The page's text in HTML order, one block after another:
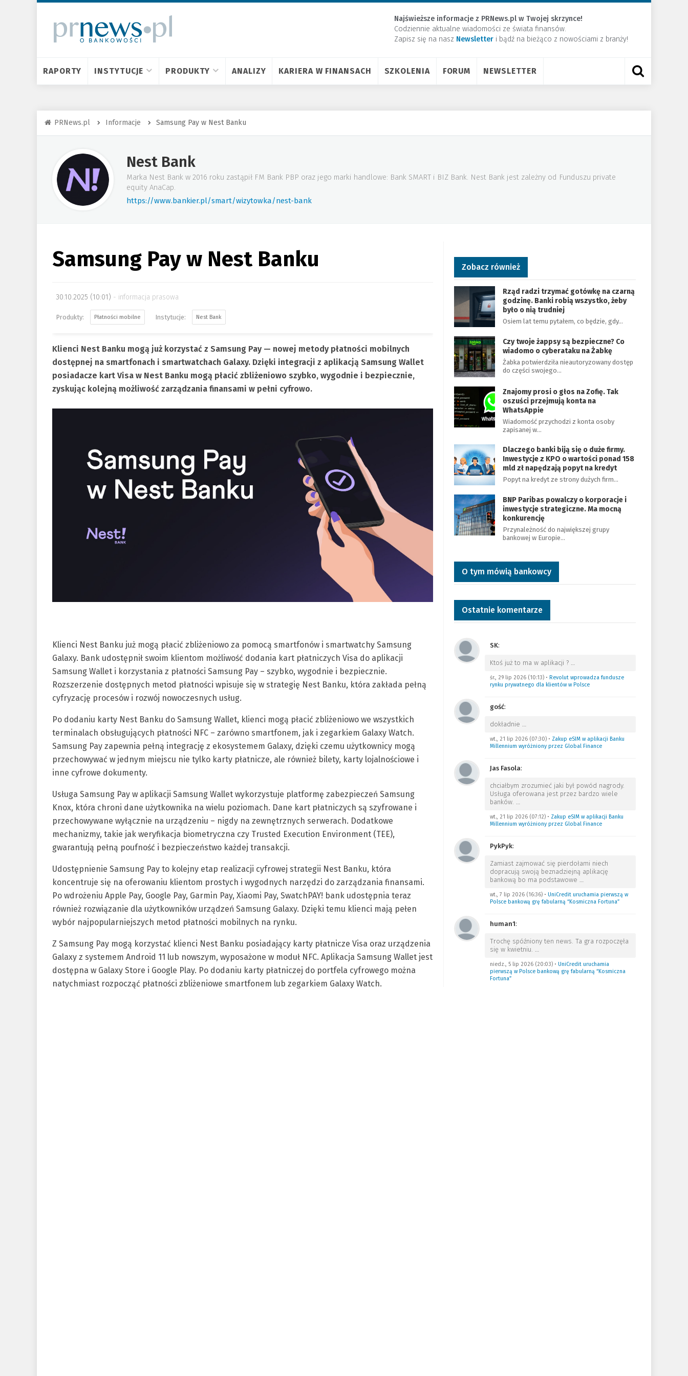
Najświeższe informacje z PRNews.pl w Twojej skrzynce!
Codziennie aktualne wiadomości ze świata finansów.
Zapisz się na nasz Newsletter ​i bądź na bieżąco z nowościami z branży!
RAPORTY INSTYTUCJE PRODUKTY ANALIZY KARIERA W FINANSACH SZKOLENIA FORUM NEWSLETTER
PRNews.pl Informacje Samsung Pay w Nest Banku
Nest Bank
Marka Nest Bank w 2016 roku zastąpił FM Bank PBP oraz jego marki handlowe: Bank SMART i BIZ Bank. Nest Bank jest zależny od Funduszu private
equity AnaCap.
https://www.bankier.pl/smart/wizytowka/nest-bank
Samsung Pay w Nest Banku
30.10.2025 (10:01) informacja prasowa
Płatności mobilne Nest Bank
Klienci Nest Banku mogą już korzystać z Samsung Pay — nowej metody płatności mobilnych
dostępnej na smartfonach i smartwatchach Galaxy. Dzięki integracji z aplikacją Samsung Wallet
posiadacze kart Visa w Nest Banku mogą płacić zbliżeniowo szybko, wygodnie i bezpiecznie,
zyskując kolejną możliwość zarządzania finansami w pełni cyfrowo.
Klienci Nest Banku już mogą płacić zbliżeniowo za pomocą smartfonów i smartwatchy Samsung
Galaxy. Bank udostępnił swoim klientom możliwość dodania kart płatniczych Visa do aplikacji
Samsung Wallet i korzystania z płatności Samsung Pay – szybko, wygodnie i bezpiecznie.
Rozszerzenie dostępnych metod płatności wpisuje się w strategię Nest Banku, która zakłada pełną
cyfryzację procesów i rozwój nowoczesnych usług.
Po dodaniu karty Nest Banku do Samsung Wallet, klienci mogą płacić zbliżeniowo we wszystkich
terminalach obsługujących płatności NFC – zarówno smartfonem, jak i zegarkiem Galaxy Watch.
Samsung Pay zapewnia pełną integrację z ekosystemem Galaxy, dzięki czemu użytkownicy mogą
przechowywać w jednym miejscu nie tylko karty płatnicze, ale również bilety, karty lojalnościowe i
inne cyfrowe dokumenty.
Usługa Samsung Pay w aplikacji Samsung Wallet wykorzystuje platformę zabezpieczeń Samsung
Knox, która chroni dane użytkownika na wielu poziomach. Dane kart płatniczych są szyfrowane i
przechowywane wyłącznie na urządzeniu – nigdy na zewnętrznych serwerach. Dodatkowe
mechanizmy, takie jak weryfikacja biometryczna czy Trusted Execution Environment (TEE),
gwarantują pełną poufność i bezpieczeństwo każdej transakcji.
Udostępnienie Samsung Pay to kolejny etap realizacji cyfrowej strategii Nest Banku, która
koncentruje się na oferowaniu klientom prostych i wygodnych narzędzi do zarządzania finansami.
Po wdrożeniu Apple Pay, Google Pay, Garmin Pay, Xiaomi Pay, SwatchPAY! bank udostępnia teraz
również rozwiązanie dla użytkowników urządzeń Samsung Galaxy. Dzięki temu klienci mają pełen
wybór najpopularniejszych metod płatności mobilnych na rynku.
Z Samsung Pay mogą korzystać klienci Nest Banku posiadający karty płatnicze Visa oraz urządzenia
Galaxy z systemem Android 11 lub nowszym, wyposażone w moduł NFC. Aplikacja Samsung Wallet jest
dostępna w Galaxy Store i Google Play. Po dodaniu karty płatniczej do portfela cyfrowego można
natychmiast rozpocząć płatności zbliżeniowe smartfonem lub zegarkiem Galaxy Watch.
Zobacz również
Rząd radzi trzymać gotówkę na czarną
godzinę. Banki robią wszystko, żeby
było o nią trudniej
Osiem lat temu pytałem, co będzie, gdy…
Czy twoje żappsy są bezpieczne? Co
wiadomo o cyberataku na Żabkę
Żabka potwierdziła nieautoryzowany dostęp
do części swojego…
Znajomy prosi o głos na Zofię. Tak
oszuści przejmują konta na
WhatsAppie
Wiadomość przychodzi z konta osoby
zapisanej w…
Dlaczego banki biją się o duże firmy.
Inwestycje z KPO o wartości ponad 158
mld zł napędzają popyt na kredyt
Popyt na kredyt ze strony dużych firm…
BNP Paribas powalczy o korporacje i
inwestycje strategiczne. Ma mocną
konkurencję
Przynależność do największej grupy
bankowej w Europie…
O tym mówią bankowcy
Ostatnie komentarze
SK:
Ktoś już to ma w aplikacji ? …
śr., 29 lip 2026 (10:13)• Revolut wprowadza fundusze
rynku prywatnego dla klientów w Polsce
gość:
dokładnie …
wt., 21 lip 2026 (07:30)• Zakup eSIM w aplikacji Banku
Millennium wyróżniony przez Global Finance
Jas Fasola:
chciałbym zrozumieć jaki był powód nagrody.
Usługa oferowana jest przez bardzo wiele
banków. …
wt., 21 lip 2026 (07:12)• Zakup eSIM w aplikacji Banku
Millennium wyróżniony przez Global Finance
PykPyk:
Zamiast zajmować się pierdołami niech
dopracują swoją beznadziejną aplikację
bankową bo ma podstawowe …
wt., 7 lip 2026 (16:36)• UniCredit uruchamia pierwszą w
Polsce bankową grę fabularną “Kosmiczna Fortuna”
human1:
Trochę spóźniony ten news. Ta gra rozpoczęła
się w kwietniu. …
niedz., 5 lip 2026 (20:03)• UniCredit uruchamia
pierwszą w Polsce bankową grę fabularną “Kosmiczna
Fortuna”